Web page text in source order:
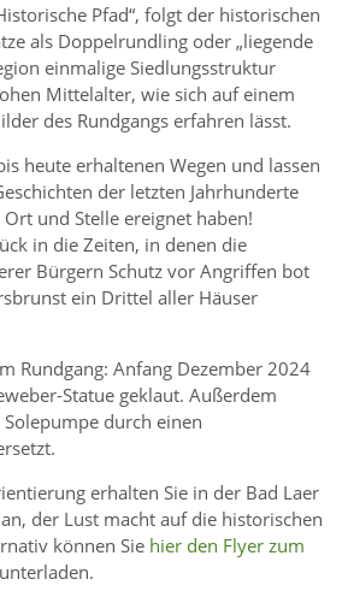
Pfad“, folgt der historischen
als Doppelrundling oder „liegende
einmalige Siedlungsstruktur
Mittelalter, wie sich auf einem
des Rundgangs erfahren lässt.
heute erhaltenen Wegen und lassen
der letzten Jahrhunderte
und Stelle ereignet haben!
in die Zeiten, in denen die
Bürgern Schutz vor Angriffen bot
ein Drittel aller Häuser
Rundgang: Anfang Dezember 2024
Statue geklaut. Außerdem
durch einen
erhalten Sie in der Bad Laer
der Lust macht auf die historischen
können Sie hier den Flyer zum